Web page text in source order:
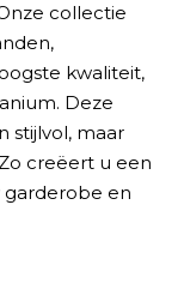
collectie
kwaliteit,
Deze
stijlvol, maar
creëert u een
en